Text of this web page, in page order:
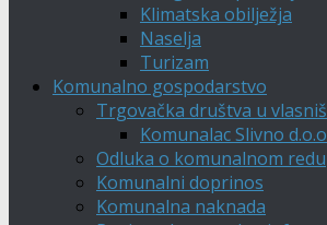
Klimatska obilježja
Naselja
Turizam
Komunalno gospodarstvo
Trgovačka društva u
Komunalac Slivno
Odluka o komunalnom redu
Komunalni doprinos
Komunalna naknada